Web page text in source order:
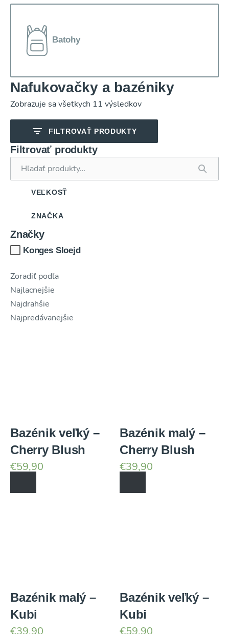
Batohy
Nafukovačky a bazéniky
Zobrazuje sa všetkych 11 výsledkov
FILTROVAŤ PRODUKTY
Filtrovať produkty
VEĽKOSŤ
ZNAČKA
Značky
Konges Sloejd
Zoradiť podľa
Najlacnejšie
Najdrahšie
Najpredávanejšie
Bazénik veľký –
Cherry Blush
€59,90
Bazénik malý –
Cherry Blush
€39,90
Bazénik malý –
Kubi
€39,90
Bazénik veľký –
Kubi
€59,90
MALÝ DARČEK
PRE VÁS
Získajte kupón na 3% zľavu pri prvom nákupe nad
Stačí nám nechať váš e-mail, kde vám zašleme kupón.